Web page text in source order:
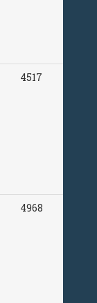
4517
4968